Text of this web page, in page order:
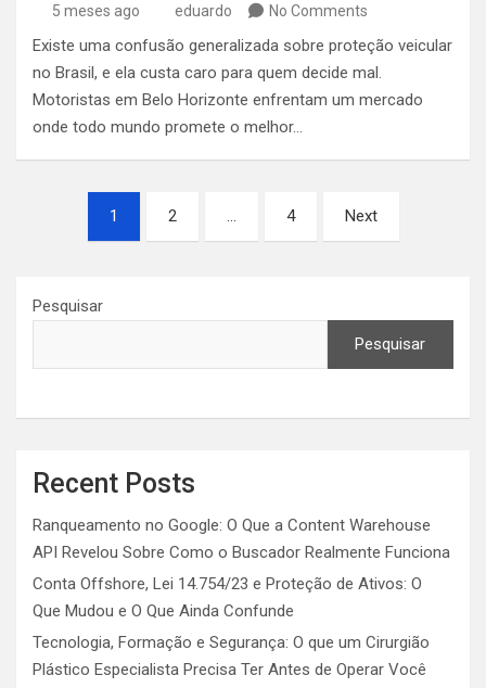
5 meses ago eduardo No Comments
Existe uma confusão generalizada sobre proteção veicular
no Brasil, e ela custa caro para quem decide mal.
Motoristas em Belo Horizonte enfrentam um mercado
onde todo mundo promete o melhor…
Paginação
1 2 … 4 Next
Pesquisar
Pesquisar
Recent Posts
Ranqueamento no Google: O Que a Content Warehouse
API Revelou Sobre Como o Buscador Realmente Funciona
Conta Offshore, Lei 14.754/23 e Proteção de Ativos: O
Que Mudou e O Que Ainda Confunde
Tecnologia, Formação e Segurança: O que um Cirurgião
Plástico Especialista Precisa Ter Antes de Operar Você